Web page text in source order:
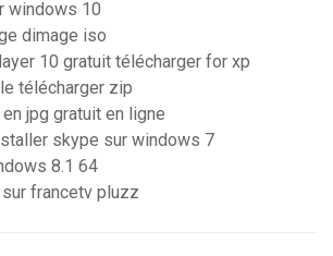
windows 10
dimage iso
10 gratuit télécharger for xp
télécharger zip
jpg gratuit en ligne
skype sur windows 7
8.1 64
francetv pluzz